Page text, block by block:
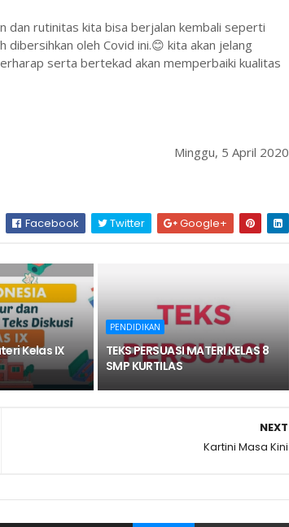
dan rutinitas kita bisa berjalan kembali seperti
oleh Covid ini.😊 kita akan jelang
serta bertekad akan memperbaiki kualitas
Minggu, 5 April 2020
Facebook Twitter Google+
Kelas IX
PENDIDIKAN
TEKS PERSUASI MATERI KELAS 8
SMP KURTILAS
NEXT
Kartini Masa Kini